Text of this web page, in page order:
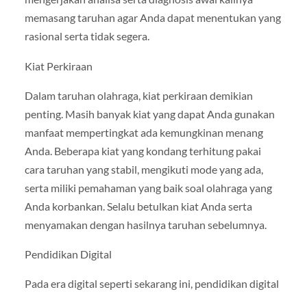
memasang taruhan agar Anda dapat menentukan yang
rasional serta tidak segera.
Kiat Perkiraan
Dalam taruhan olahraga, kiat perkiraan demikian
penting. Masih banyak kiat yang dapat Anda gunakan
manfaat mempertingkat ada kemungkinan menang
Anda. Beberapa kiat yang kondang terhitung pakai
cara taruhan yang stabil, mengikuti mode yang ada,
serta miliki pemahaman yang baik soal olahraga yang
Anda korbankan. Selalu betulkan kiat Anda serta
menyamakan dengan hasilnya taruhan sebelumnya.
Pendidikan Digital
Pada era digital seperti sekarang ini, pendidikan digital